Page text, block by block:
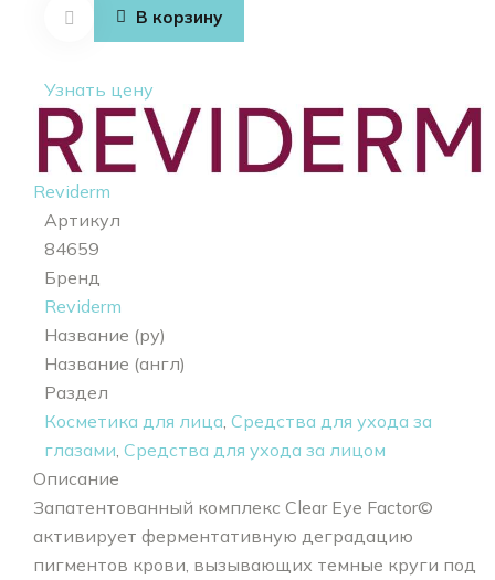
Refresh eyeВ корзину
Узнать цену
Reviderm
Артикул
84659
Бренд
Reviderm
Название (ру)
Название (англ)
Раздел
Косметика для лица Средства для ухода за
глазами Средства для ухода за лицом
Описание
Запатентованный комплекс Clear Eye Factor©
активирует ферментативную деградацию
пигментов крови, вызывающих темные круги под